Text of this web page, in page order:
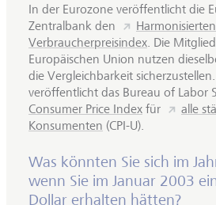
In der Eurozone veröffentlicht die
Zentralbank den
Harmonisierten
Verbraucherpreisindex. Die
Europäischen Union nutzen
die Vergleichbarkeit
veröffentlicht das Bureau of Labor
Consumer Price Index für
alle
Konsumenten (CPI-U).
Was könnten Sie sich im
wenn Sie im Januar 2003
Dollar erhalten hätten?